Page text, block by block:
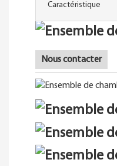
Caractéristique
Nous contacter